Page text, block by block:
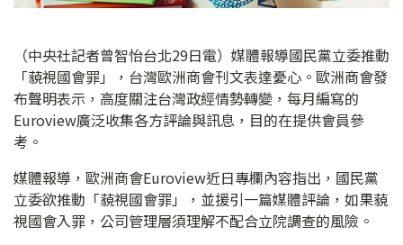
（中央社記者曾智怡台北29日電）媒體報導國民黨立委推動
「藐視國會罪」，台灣歐洲商會刊文表達憂心。歐洲商會發
布聲明表示，高度關注台灣政經情勢轉變，每月編寫的
Euroview廣泛收集各方評論與訊息，目的在提供會員參
考。
媒體報導，歐洲商會Euroview近日專欄內容指出，國民黨
立委欲推動「藐視國會罪」，並援引一篇媒體評論，如果藐
視國會入罪，公司管理層須理解不配合立院調查的風險。